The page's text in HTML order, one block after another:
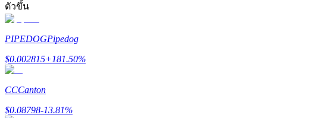
เป็นเทรดเดอร์คัดลอก
เพลิดเพลินกับการแบ่งปันผลกำไรและค่าคอมมิชชั่นการคัดลอกการซื้อขาย
ตัวขึ้น
PIPEDOGPipedog
$0.002815+181.50%
CCCanton
$0.08798-13.81%